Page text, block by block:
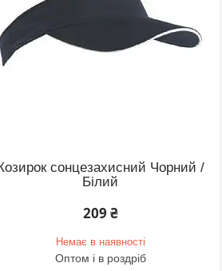
сонцезахисний Чорний /
Білий
209 ₴
Немає в наявності
Оптом і в роздріб